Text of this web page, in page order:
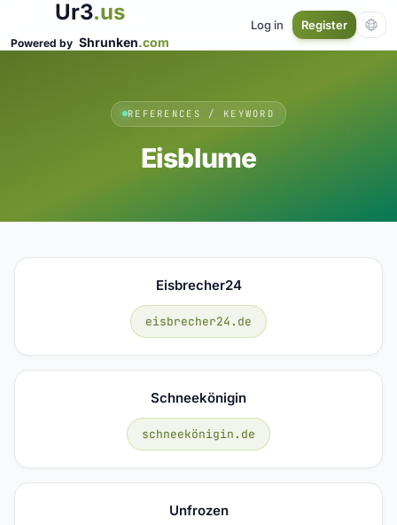
Ur3.us
Powered by Shrunken.com
Log in Register
REFERENCES / KEYWORD
Eisblume
Eisbrecher24
eisbrecher24.de
Schneekönigin
schneekönigin.de
Unfrozen